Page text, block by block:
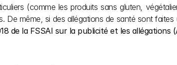
(comme les produits sans gluten,
même, si des allégations de santé sont
de la FSSAI sur la publicité et les allégations